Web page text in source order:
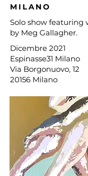
MILANO
Solo show featuring
by Meg Gallagher.
Dicembre 2021
Espinasse31 Milano
Via Borgonuovo, 12
20156 Milano